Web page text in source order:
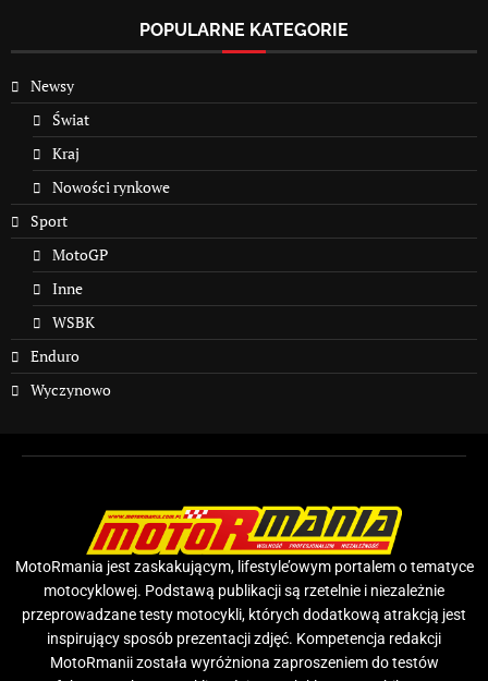
POPULARNE KATEGORIE
Newsy
Świat
Kraj
Nowości rynkowe
Sport
MotoGP
Inne
WSBK
Enduro
Wyczynowo
MotoRmania jest zaskakującym, lifestyle’owym portalem o tematyce
motocyklowej. Podstawą publikacji są rzetelnie i niezależnie
przeprowadzane testy motocykli, których dodatkową atrakcją jest
inspirujący sposób prezentacji zdjęć. Kompetencja redakcji
MotoRmanii została wyróżniona zaproszeniem do testów